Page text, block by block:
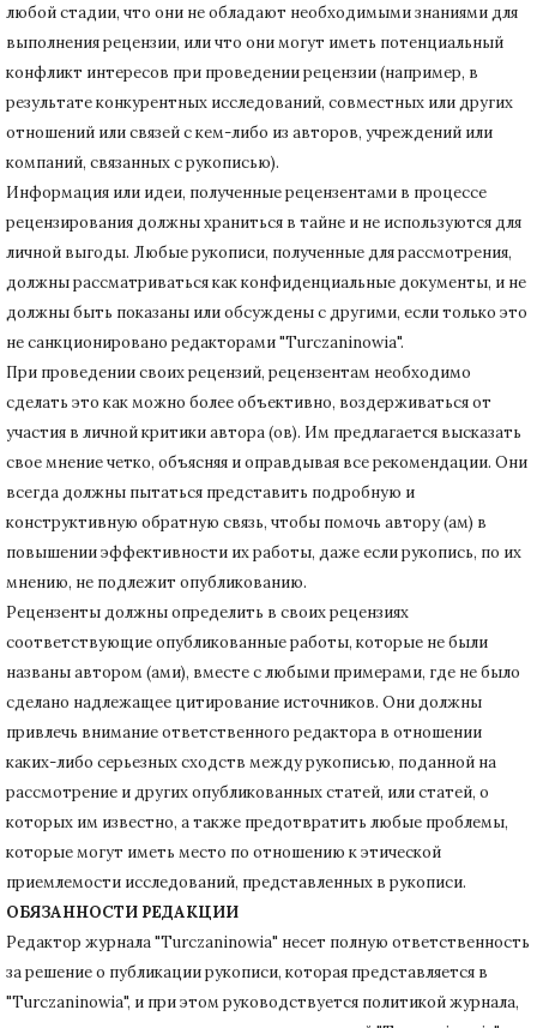
любой стадии, что они не обладают необходимыми знаниями для
выполнения рецензии, или что они могут иметь потенциальный
конфликт интересов при проведении рецензии (например, в
результате конкурентных исследований, совместных или других
отношений или связей с кем-либо из авторов, учреждений или
компаний, связанных с рукописью).
Информация или идеи, полученные рецензентами в процессе
рецензирования должны храниться в тайне и не используются для
личной выгоды. Любые рукописи, полученные для рассмотрения,
должны рассматриваться как конфиденциальные документы, и не
должны быть показаны или обсуждены с другими, если только это
не санкционировано редакторами "Turczaninowia".
При проведении своих рецензий, рецензентам необходимо
сделать это как можно более объективно, воздерживаться от
участия в личной критики автора (ов). Им предлагается высказать
свое мнение четко, объясняя и оправдывая все рекомендации. Они
всегда должны пытаться представить подробную и
конструктивную обратную связь, чтобы помочь автору (ам) в
повышении эффективности их работы, даже если рукопись, по их
мнению, не подлежит опубликованию.
Рецензенты должны определить в своих рецензиях
соответствующие опубликованные работы, которые не были
названы автором (ами), вместе с любыми примерами, где не было
сделано надлежащее цитирование источников. Они должны
привлечь внимание ответственного редактора в отношении
каких-либо серьезных сходств между рукописью, поданной на
рассмотрение и других опубликованных статей, или статей, о
которых им известно, а также предотвратить любые проблемы,
которые могут иметь место по отношению к этической
приемлемости исследований, представленных в рукописи.
ОБЯЗАННОСТИ РЕДАКЦИИ
Редактор журнала "Turczaninowia" несет полную ответственность
за решение о публикации рукописи, которая представляется в
"Turczaninowia", и при этом руководствуется политикой журнала,